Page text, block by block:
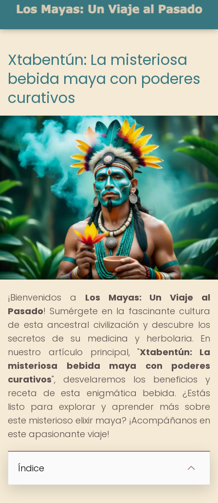
Xtabentún: La misteriosa
bebida maya con poderes
curativos
¡Bienvenidos a Los Mayas: Un Viaje al
Pasado! Sumérgete en la fascinante cultura
de esta ancestral civilización y descubre los
secretos de su medicina y herbolaria. En
nuestro artículo principal, "Xtabentún: La
misteriosa bebida maya con poderes
curativos", desvelaremos los beneficios y
receta de esta enigmática bebida. ¿Estás
listo para explorar y aprender más sobre
este misterioso elixir maya? ¡Acompáñanos en
este apasionante viaje!
Índice